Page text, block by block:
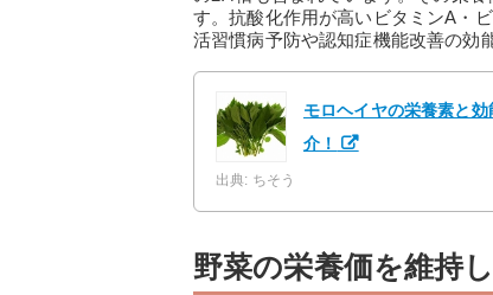
す。抗酸化作用が高いビタミンA・
活習慣病予防や認知症機能改善の効
モロヘイヤの栄養素と
介！
出典: ちそう
野菜の栄養価を維持